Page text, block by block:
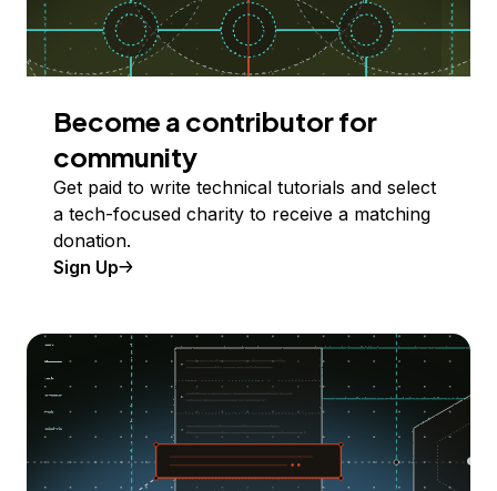
Become a contributor for
community
Get paid to write technical tutorials and select
a tech-focused charity to receive a matching
donation.
Sign Up